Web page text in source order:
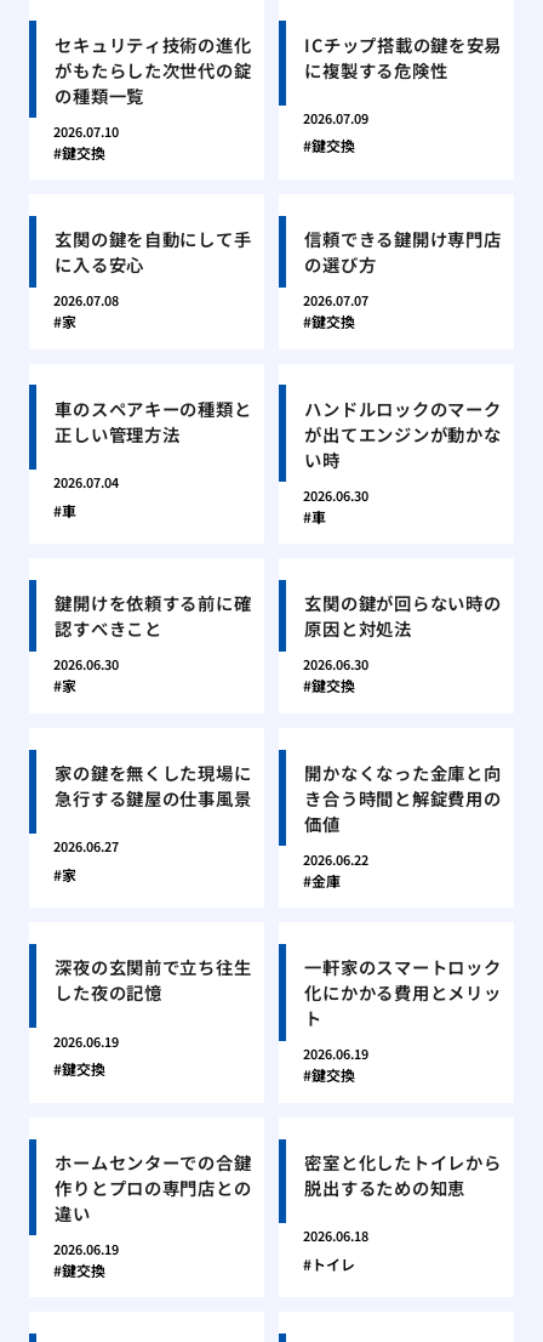
セキュリティ技術の進化
がもたらした次世代の錠
の種類一覧
2026.07.10
鍵交換
ICチップ搭載の鍵を安易
に複製する危険性
2026.07.09
鍵交換
玄関の鍵を自動にして手
に入る安心
2026.07.08
家
信頼できる鍵開け専門店
の選び方
2026.07.07
鍵交換
車のスペアキーの種類と
正しい管理方法
2026.07.04
車
ハンドルロックのマーク
が出てエンジンが動かな
い時
2026.06.30
車
鍵開けを依頼する前に確
認すべきこと
2026.06.30
家
玄関の鍵が回らない時の
原因と対処法
2026.06.30
鍵交換
家の鍵を無くした現場に
急行する鍵屋の仕事風景
2026.06.27
家
開かなくなった金庫と向
き合う時間と解錠費用の
価値
2026.06.22
金庫
深夜の玄関前で立ち往生
した夜の記憶
2026.06.19
鍵交換
一軒家のスマートロック
化にかかる費用とメリッ
ト
2026.06.19
鍵交換
ホームセンターでの合鍵
作りとプロの専門店との
違い
2026.06.19
鍵交換
密室と化したトイレから
脱出するための知恵
2026.06.18
トイレ